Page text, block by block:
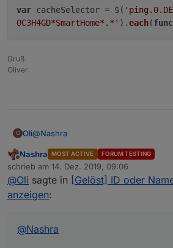
OC3H4GD
SmartHome
i){
nicht befüllt.
Was mach ich falsch?
var cacheSelector = $(
OC3H4GD*SmartHome*.*' ).each(
Gruß
Oliver
O Oli@Nashra
sollte die Zeile 15 nicht so
Offline
Nashra MOST ACTIVE FORUM TESTING
schrieb am 14. Dez. 2019, 09:06
zuletzt editiert von
@Oli sagte in [Gelöst] ID oder
anzeigen:
@Nashra